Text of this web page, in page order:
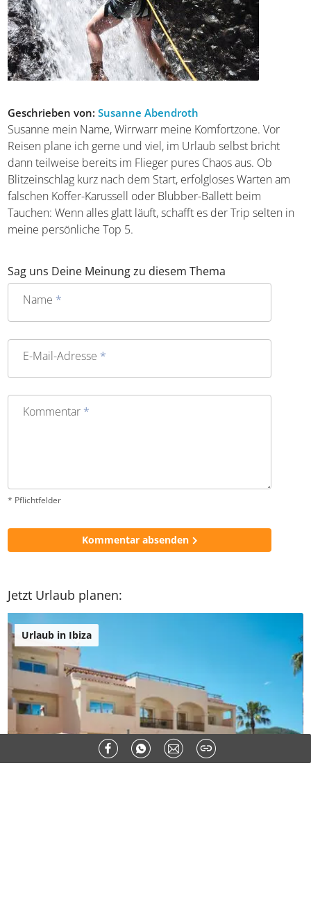
Geschrieben von:Susanne Abendroth
Susanne mein Name, Wirrwarr meine Komfortzone. Vor
Reisen plane ich gerne und viel, im Urlaub selbst bricht
Blitzeinschlag kurz nach dem Start, erfolgloses Warten am
falschen Koffer-Karussell oder Blubber-Ballett beim
Tauchen: Wenn alles glatt läuft, schafft es der Trip selten
in meine persönliche Top 5.
Sag uns Deine Meinung zu diesem Thema
Kommentar
* Pflichtfelder
Kommentar absenden
Jetzt Urlaub planen:
Urlaub in Ibiza